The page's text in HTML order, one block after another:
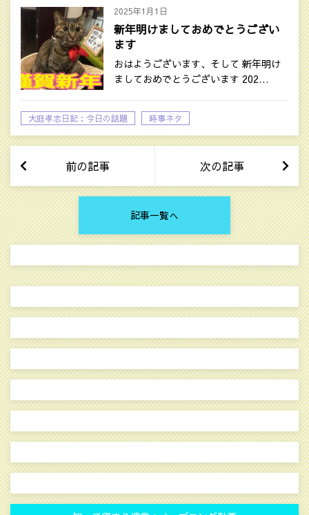
2025年1月1日
新年明けましておめでとうござい
ます
おはようございます、そして 新年明け
ましておめでとうございます 202…
大庭孝志日記：今日の話題 時事ネタ
前の記事 次の記事
記事一覧へ